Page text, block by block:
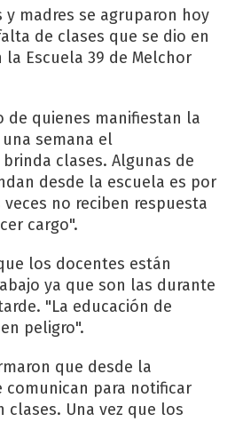
y madres se agruparon hoy
de clases que se dio en
Escuela 39 de Melchor
de quienes manifiestan la
semana el
clases. Algunas de
desde la escuela es por
no reciben respuesta
cargo".
los docentes están
ya que son las durante
"La educación de
peligro".
que desde la
comunican para notificar
clases. Una vez que los